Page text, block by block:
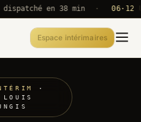
en 38 min · 06·12 UTC
Espace intérimaires
·